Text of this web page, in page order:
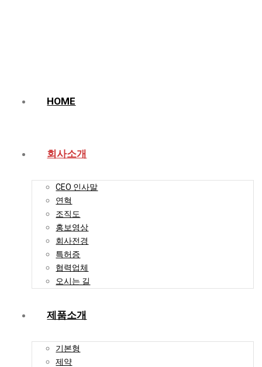
HOME
회사소개
CEO 인사말
연혁
조직도
홍보영상
회사전경
특허증
협력업체
오시는 길
제품소개
기본형
제약